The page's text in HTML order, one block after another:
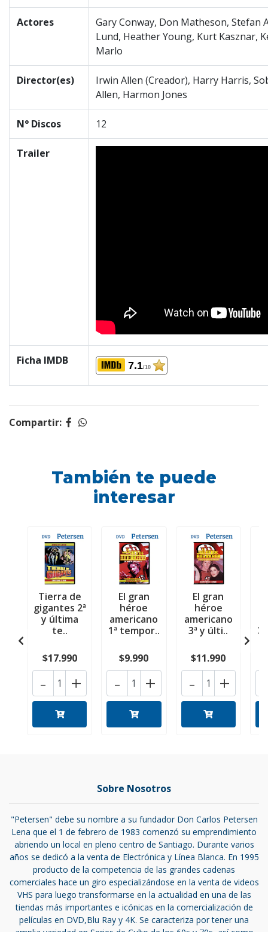
Actores
Gary Conway, Don Matheson,
Lund, Heather Young, Kurt Kasznar,
Marlo
Director(es)
Irwin Allen (Creador), Harry Harris,
Allen, Harmon Jones
N° Discos 12
Trailer
Ficha IMDB 7.1/10
Compartir:
También te puede
interesar
Tierra de
gigantes 2ª
y última
te..
$17.990
+
-
El gran
héroe
americano
1ª tempor..
$9.990
+
-
El gran
héroe
americano
3ª y últi..
$11.990
+
-
Sobre Nosotros
"Petersen" debe su nombre a su fundador Don Carlos Petersen
Lena que el 1 de febrero de 1983 comenzó su emprendimiento
abriendo un local en pleno centro de Santiago. Durante varios
años se dedicó a la venta de Electrónica y Línea Blanca. En 1995
producto de la competencia de las grandes cadenas
comerciales hace un giro especializándose en la venta de videos
VHS para luego transformarse en la actualidad en una de las
tiendas más importantes e icónicas en la comercialización de
películas en DVD,Blu Ray y 4K. Se caracteriza por tener una